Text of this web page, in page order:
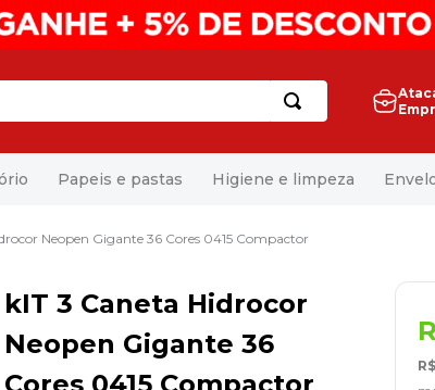
Papeis e pastas Higiene e limpeza
Neopen Gigante 36 Cores 0415 Compactor
kIT 3 Caneta Hidrocor
Neopen Gigante 36
R$